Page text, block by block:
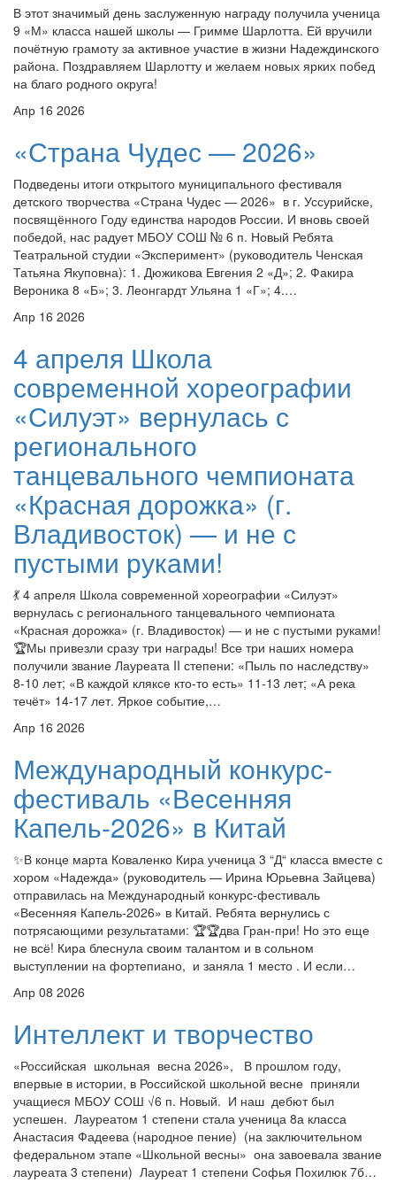
В этот значимый день заслуженную награду получила ученица
9 «М» класса нашей школы — Гримме Шарлотта. Ей вручили
почётную грамоту за активное участие в жизни Надеждинского
района. Поздравляем Шарлотту и желаем новых ярких побед
на благо родного округа!
Апр 16 2026
«Страна Чудес — 2026»
Подведены итоги открытого муниципального фестиваля
детского творчества «Страна Чудес — 2026» в г. Уссурийске,
посвящённого Году единства народов России. И вновь своей
победой, нас радует МБОУ СОШ № 6 п. Новый Ребята
Театральной студии «Эксперимент» (руководитель Ченская
Татьяна Якуповна): 1. Дюжикова Евгения 2 «Д»; 2. Факира
Вероника 8 «Б»; 3. Леонгардт Ульяна 1 «Г»; 4.…
Апр 16 2026
4 апреля Школа
современной хореографии
«Силуэт» вернулась с
регионального
танцевального чемпионата
«Красная дорожка» (г.
Владивосток) — и не с
пустыми руками!
💃 4 апреля Школа современной хореографии «Силуэт»
вернулась с регионального танцевального чемпионата
«Красная дорожка» (г. Владивосток) — и не с пустыми руками!
🏆Мы привезли сразу три награды! Все три наших номера
получили звание Лауреата II степени: «Пыль по наследству»
8-10 лет; «В каждой кляксе кто‑то есть» 11-13 лет; «А река
течёт» 14-17 лет. Яркое событие,…
Апр 16 2026
Международный конкурс-
фестиваль «Весенняя
Капель-2026» в Китай
✨В конце марта Коваленко Кира ученица 3 “Д“ класса вместе с
хором «Надежда» (руководитель — Ирина Юрьевна Зайцева)
отправилась на Международный конкурс-фестиваль
«Весенняя Капель-2026» в Китай. Ребята вернулись с
потрясающими результатами: 🏆🏆два Гран-при! Но это еще
не всё! Кира блеснула своим талантом и в сольном
выступлении на фортепиано, и заняла 1 место . И если…
Апр 08 2026
Интеллект и творчество
«Российская школьная весна 2026», В прошлом году,
впервые в истории, в Российской школьной весне приняли
учащиеся МБОУ СОШ √6 п. Новый. И наш дебют был
успешен. Лауреатом 1 степени стала ученица 8а класса
Анастасия Фадеева (народное пение) (на заключительном
федеральном этапе «Школьной весны» она завоевала звание
лауреата 3 степени) Лауреат 1 степени Софья Похилюк 7б…